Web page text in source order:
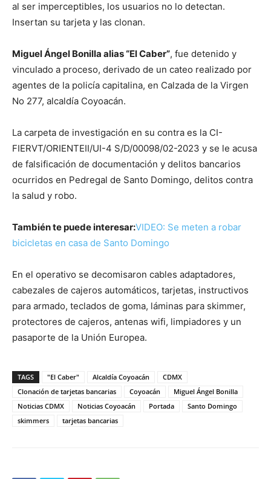
al ser imperceptibles, los usuarios no lo detectan.
Insertan su tarjeta y las clonan.
Miguel Ángel Bonilla alias “El Caber”, fue detenido y
vinculado a proceso, derivado de un cateo realizado por
agentes de la policía capitalina, en Calzada de la Virgen
No 277, alcaldía Coyoacán.
La carpeta de investigación en su contra es la CI-
FIERVT/ORIENTEII/UI-4 S/D/00098/02-2023 y se le acusa
de falsificación de documentación y delitos bancarios
ocurridos en Pedregal de Santo Domingo, delitos contra
la salud y robo.
También te puede interesar:VIDEO: Se meten a robar
bicicletas en casa de Santo Domingo
En el operativo se decomisaron cables adaptadores,
cabezales de cajeros automáticos, tarjetas, instructivos
para armado, teclados de goma, láminas para skimmer,
protectores de cajeros, antenas wifi, limpiadores y un
pasaporte de la Unión Europea.
TAGS "El Caber" Alcaldía Coyoacán
CDMX
Clonación de tarjetas bancarias
Coyoacán
Miguel Ángel Bonilla
Noticias CDMX
Noticias Coyoacán Portada
Santo Domingo
skimmers
tarjetas bancarias